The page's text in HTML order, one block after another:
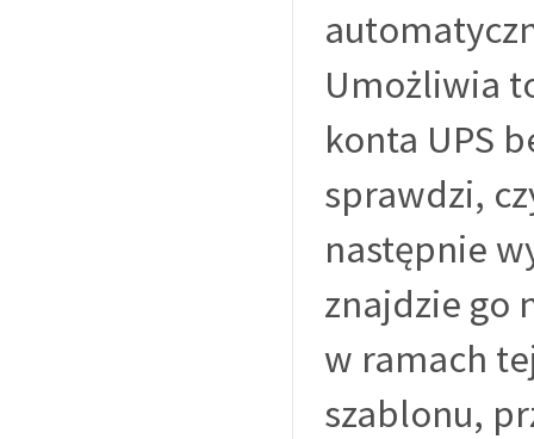
Umożliwia
konta UPS
sprawdzi,
następnie
znajdzie go
w ramach
szablonu,